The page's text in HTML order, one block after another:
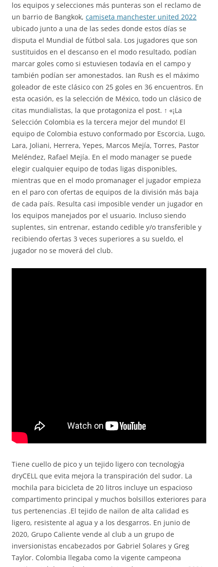
los equipos y selecciones más punteras son el reclamo de
un barrio de Bangkok, camiseta manchester united 2022
ubicado junto a una de las sedes donde estos días se
disputa el Mundial de fútbol sala. Los jugadores que son
sustituidos en el descanso en el modo resultado, podían
marcar goles como si estuviesen todavía en el campo y
también podían ser amonestados. Ian Rush es el máximo
goleador de este clásico con 25 goles en 36 encuentros. En
esta ocasión, es la selección de México, todo un clásico de
citas mundialistas, la que protagoniza el post. ↑ «¡La
Selección Colombia es la tercera mejor del mundo! El
equipo de Colombia estuvo conformado por Escorcia, Lugo,
Lara, Joliani, Herrera, Yepes, Marcos Mejía, Torres, Pastor
Meléndez, Rafael Mejía. En el modo manager se puede
elegir cualquier equipo de todas ligas disponibles,
mientras que en el modo promanager el jugador empieza
en el paro con ofertas de equipos de la división más baja
de cada país. Resulta casi imposible vender un jugador en
los equipos manejados por el usuario. Incluso siendo
suplentes, sin entrenar, estando cedible y/o transferible y
recibiendo ofertas 3 veces superiores a su sueldo, el
jugador no se moverá del club.
Tiene cuello de pico y un tejido ligero con tecnologýa
dryCELL que evita mejora la transpiración del sudor. La
mochila para bicicleta de 20 litros incluye un espacioso
compartimento principal y muchos bolsillos exteriores para
tus pertenencias .El tejido de nailon de alta calidad es
ligero, resistente al agua y a los desgarros. En junio de
2020, Grupo Caliente vende al club a un grupo de
inversionistas encabezados por Gabriel Solares y Greg
Taylor. Colombia llegaba como la vigente campeona